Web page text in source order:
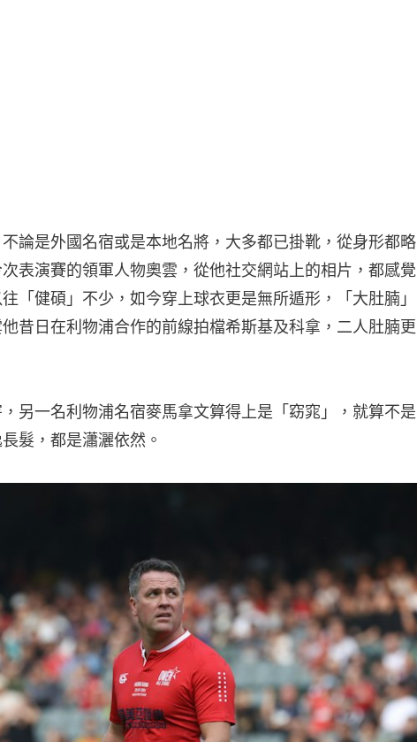
論是外國名宿或是本地名將，大多都已掛靴，從身形都略
表演賽的領軍人物奧雲，從他社交網站上的相片，都感覺
「健碩」不少，如今穿上球衣更是無所遁形，「大肚腩」
昔日在利物浦合作的前線拍檔希斯基及科拿，二人肚腩更
另一名利物浦名宿麥馬拿文算得上是「窈窕」，就算不是
髮，都是瀟灑依然。